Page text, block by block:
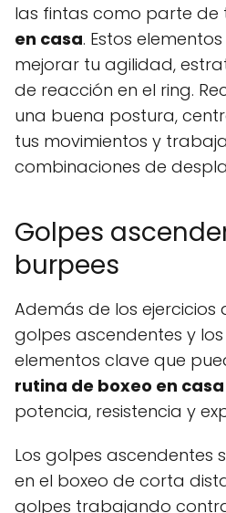
las fintas como parte de
en casa. Estos
mejorar tu agilidad,
de reacción en el ring.
una buena postura,
tus movimientos y
combinaciones de
Golpes
burpees
Además de los ejercicios
golpes ascendentes y
elementos clave que
rutina de boxeo en casa
potencia, resistencia y
Los golpes ascendentes
en el boxeo de corta
golpes trabajando